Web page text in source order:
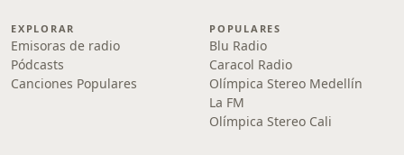
EXPLORAR
Emisoras de radio
Pódcasts
Canciones Populares
POPULARES
Blu Radio
Caracol Radio
Olímpica Stereo Medellín
La FM
Olímpica Stereo Cali